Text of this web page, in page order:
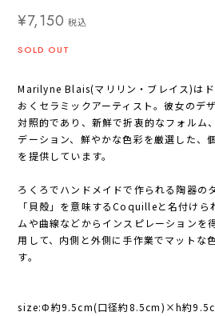
¥7,150 税込
SOLD OUT
Marilyne Blais(マリリン・ブレイス)は
おくセラミックアーティスト。彼女のデ
対照的であり、新鮮で折衷的なフォルム
デーション、鮮やかな色彩を厳選した、
を提供しています。
ろくろでハンドメイドで作られる陶器の
「貝殻」を意味するCoquilleと名付けら
ムや曲線などからインスピレーションを
用して、内側と外側に手作業でマットな
す。
size:Φ約9.5cm(口径約8.5cm)×h約